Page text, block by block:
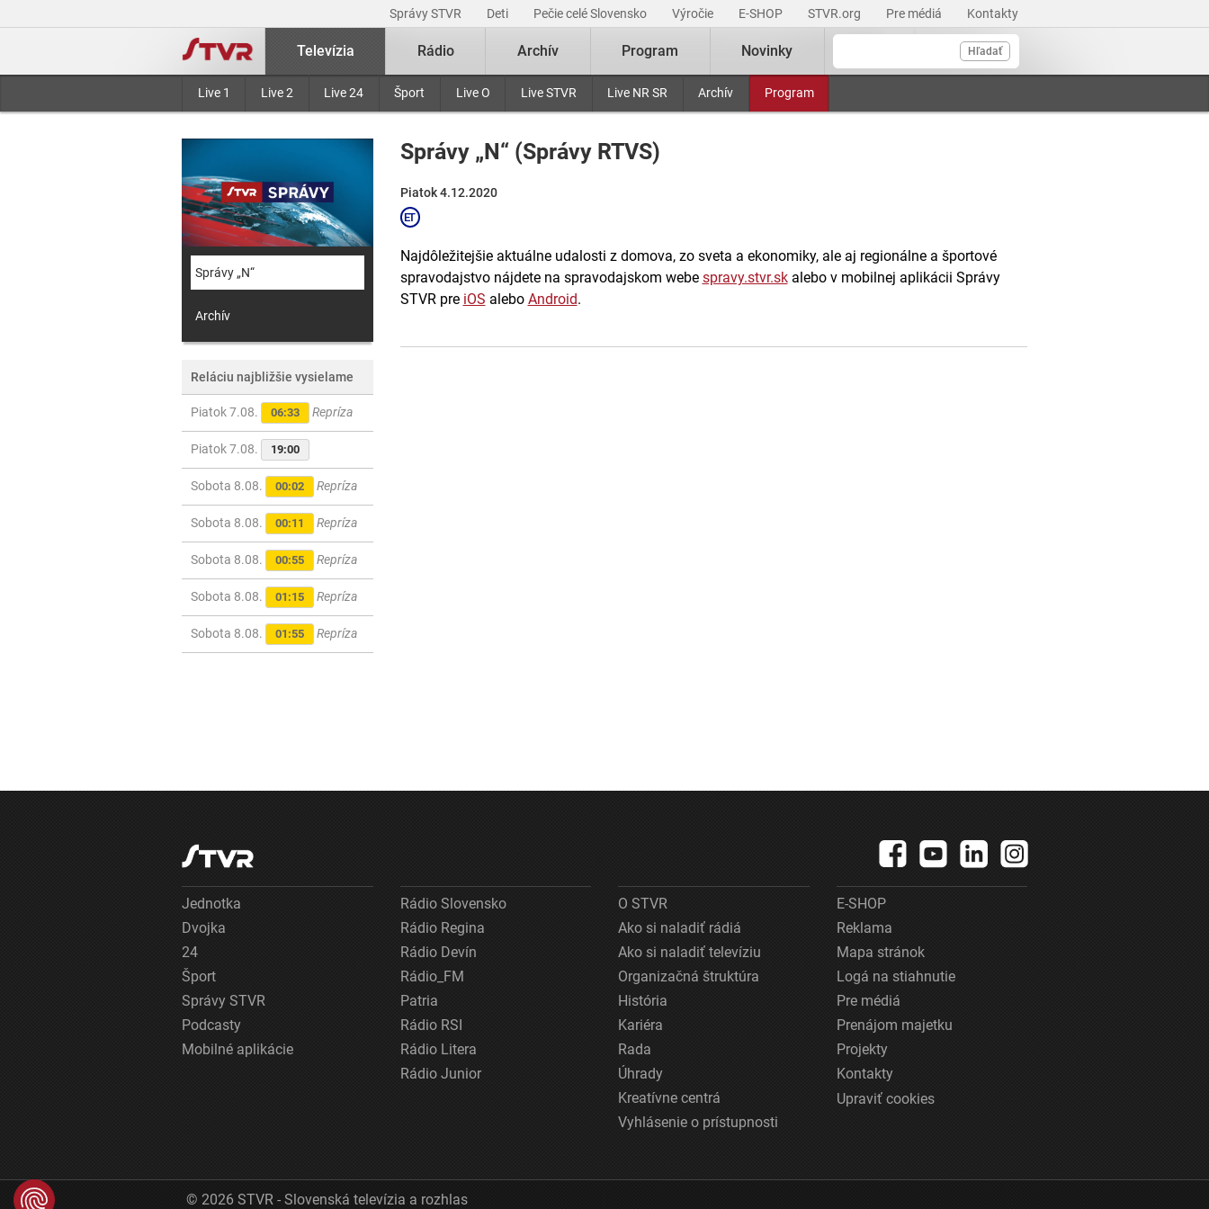
Správy STVR Deti Pečie celé Slovensko Výročie E-SHOP STVR.org Pre médiá Kontakty
Hľadať
Televízia
Live 1 Live 2 Live 24 Šport Live O Live STVR Live NR SR Archív Program
Rádio Archív Program Novinky
Správy „N“
Archív
Reláciu najbližšie vysielame
Piatok 7.08. 06:33 Repríza
Piatok 7.08. 19:00
Sobota 8.08. 00:02 Repríza
Sobota 8.08. 00:11 Repríza
Sobota 8.08. 00:55 Repríza
Sobota 8.08. 01:15 Repríza
Sobota 8.08. 01:55 Repríza
Správy „N“ (Správy RTVS)
Piatok 4.12.2020
Najdôležitejšie aktuálne udalosti z domova, zo sveta a ekonomiky, ale aj regionálne a športové
spravodajstvo nájdete na spravodajskom webe spravy.stvr.skalebo v mobilnej aplikácii Správy
STVR pre iOS alebo Android.
Jednotka
Dvojka
24
Šport
Správy STVR
Podcasty
Mobilné aplikácie
Rádio Slovensko
Rádio Regina
Rádio Devín
Rádio_FM
Patria
Rádio RSI
Rádio Litera
Rádio Junior
O STVR
Ako si naladiť rádiá
Ako si naladiť televíziu
Organizačná štruktúra
História
Kariéra
Rada
Úhrady
Kreatívne centrá
Vyhlásenie o prístupnosti
E-SHOP
Reklama
Mapa stránok
Logá na stiahnutie
Pre médiá
Prenájom majetku
Projekty
Kontakty
Upraviť cookies
© 2026 STVR - Slovenská televízia a rozhlas